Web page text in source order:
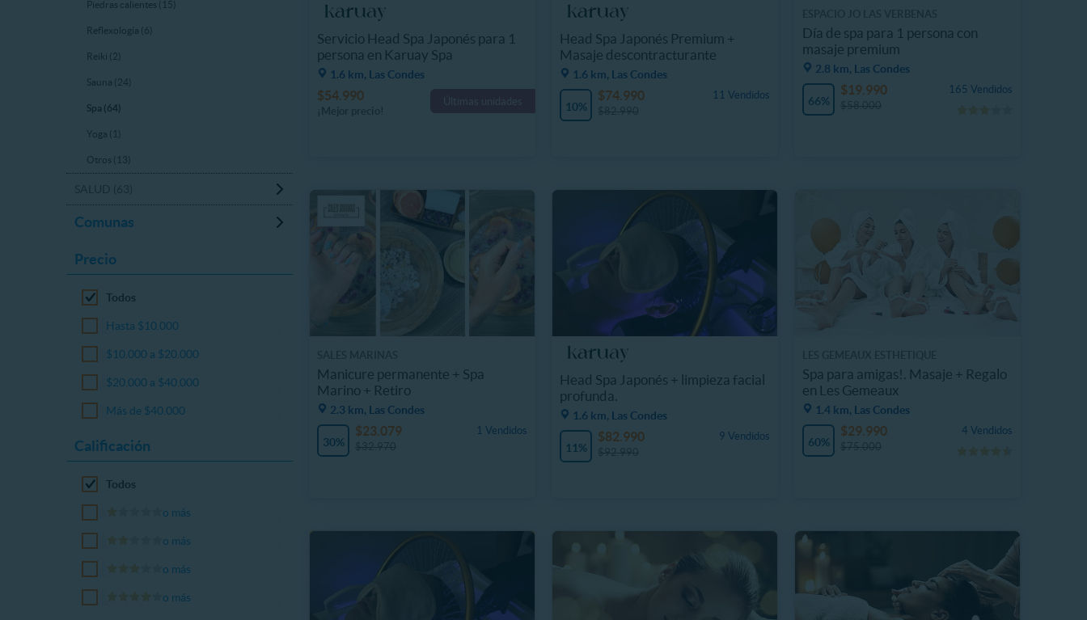
Piedras calientes (15)
Reflexología (6)
Reiki (2)
Sauna (24)
Spa (64)
Yoga (1)
Otros (13)
Comunas
Precio
Todos
Hasta $10.000
$10.000 a $20.000
$20.000 a $40.000
Más de $40.000
Calificación
Todos
o más
o más
o más
o más
Servicio Head Spa Japonés para 1
persona en Karuay Spa
1.6 km, Las Condes
Últimas unidades
$54.990
Head Spa Japonés Premium +
Masaje descontracturante
1.6 km, Las Condes
10%
11 Vendidos
$74.990
Día de spa para 1 persona con
masaje premium
2.8 km, Las Condes
66%
165 Vendidos
$19.990
Manicure permanente + Spa
Marino + Retiro
2.3 km, Las Condes
30%
1 Vendidos
$23.079
Head Spa Japonés + limpieza facial
profunda.
1.6 km, Las Condes
11%
9 Vendidos
$82.990
Spa para amigas!. Masaje + Regalo
en Les Gemeaux
1.4 km, Las Condes
60%
4 Vendidos
$29.990